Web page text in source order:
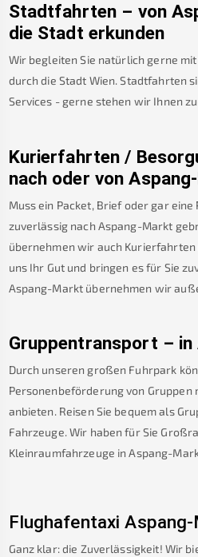
Stadtfahrten – von
die Stadt erkunden
Wir begleiten Sie natürlich gerne
durch die Stadt Wien. Stadtfahrten
Services - gerne stehen wir Ihnen
Kurierfahrten /
nach oder von
Muss ein Packet, Brief oder gar eine
zuverlässig nach Aspang-Markt
übernehmen wir auch Kurierfahrten
uns Ihr Gut und bringen es für Sie
Aspang-Markt übernehmen wir
Gruppentransport – in
Durch unseren großen Fuhrpark
Personenbeförderung von Gruppen
anbieten. Reisen Sie bequem als
Fahrzeuge. Wir haben für Sie
Kleinraumfahrzeuge in Aspang-
Flughafentaxi
Ganz klar: die Zuverlässigkeit! Wir